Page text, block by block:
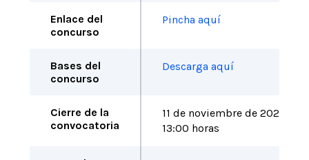
Enlace del
concurso
Pincha aquí
Bases del
concurso
Descarga aquí
Cierre de la
convocatoria
11 de noviembrede202
13:00 horas